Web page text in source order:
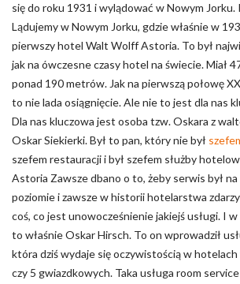
się do roku 1931 i wylądować w Nowym Jorku.
Lądujemy w Nowym Jorku, gdzie właśnie w
pierwszy hotel Walt Wolff Astoria. To był
jak na ówczesne czasy hotel na świecie. Miał
ponad 190 metrów. Jak na pierwszą połowę
to nie lada osiągnięcie. Ale nie to jest dla nas
Dla nas kluczowa jest osoba tzw. Oskara z
Oskar Siekierki. Był to pan, który nie był
szefem restauracji i był szefem służby
Astoria Zawsze dbano o to, żeby serwis był na
poziomie i zawsze w historii hotelarstwa
coś, co jest unowocześnienie jakiejś usługi. I
to właśnie Oskar Hirsch. To on wprowadził
która dziś wydaje się oczywistością w
czy 5 gwiazdkowych. Taka usługa room